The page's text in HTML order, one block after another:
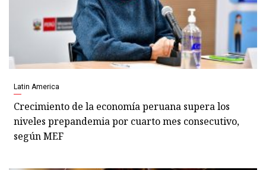
Latin America
Crecimiento de la economía peruana supera los
niveles prepandemia por cuarto mes consecutivo,
según MEF